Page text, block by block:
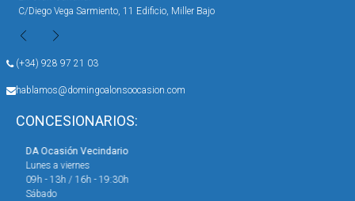
C/Diego Vega Sarmiento, 11 Edificio, Miller Bajo
(+34) 928 97 21 03
hablamos@domingoalonsoocasion.com
CONCESIONARIOS:
DA Ocasión Vecindario
Lunes a viernes
09h - 13h / 16h - 19:30h
Sábado